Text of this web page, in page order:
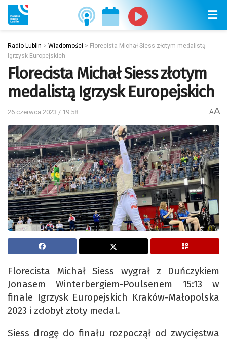
Radio Lublin > Wiadomości > Florecista Michał Siess złotym medalistą
Igrzysk Europejskich
Florecista Michał Siess złotym
medalistą Igrzysk Europejskich
26 czerwca 2023 / 19:58 AA
Florecista Michał Siess wygrał z Duńczykiem
Jonasem Winterbergiem-Poulsenem 15:13 w
finale Igrzysk Europejskich Kraków-Małopolska
2023 i zdobył złoty medal.
Siess drogę do finału rozpoczął od zwycięstwa